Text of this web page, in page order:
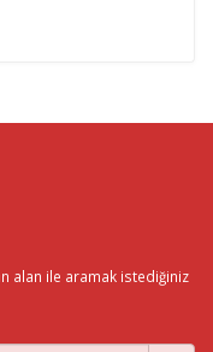
alan ile aramak istediğiniz